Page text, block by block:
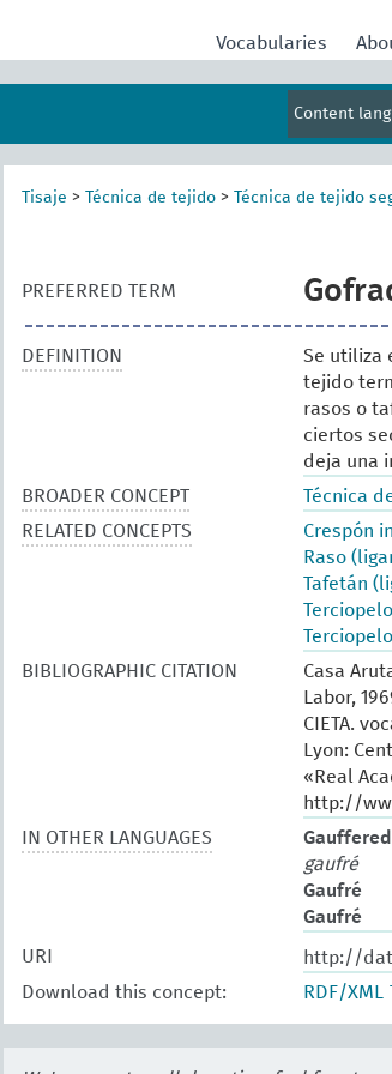
Vocabularies
Content
Tisaje > Técnica de tejido > Técnica de tejido
PREFERRED TERM
DEFINITION
Se utiliza
tejido
rasos o
ciertos
deja una
BROADER CONCEPT
Técnica
RELATED CONCEPTS
Crespón
Raso
Tafetán
Terciopelo
BIBLIOGRAPHIC CITATION
Casa
Labor,
CIETA.
Lyon:
«Real
http://
IN OTHER LANGUAGES
Gauffered
gaufré
Gaufré
Gaufré
URI
http://
Download this concept:
RDF/XML